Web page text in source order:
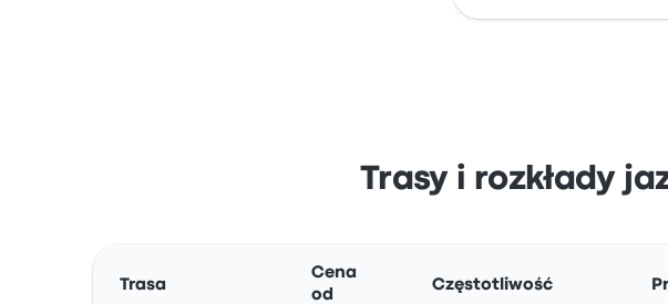
Trasy i rozkłady
Trasa
Cena
od
Częstotliwość